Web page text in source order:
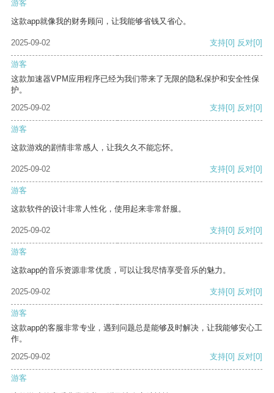
游客
这款app就像我的财务顾问，让我能够省钱又省心。
2025-09-02 支持[0] 反对[0]
游客
这款加速器VPM应用程序已经为我们带来了无限的隐私保护和安全性保
护。
2025-09-02
支持[0] 反对[0]
游客
这款游戏的剧情非常感人，让我久久不能忘怀。
2025-09-02 支持[0] 反对[0]
游客
这款软件的设计非常人性化，使用起来非常舒服。
2025-09-02 支持[0] 反对[0]
游客
这款app的音乐资源非常优质，可以让我尽情享受音乐的魅力。
2025-09-02 支持[0] 反对[0]
游客
这款app的客服非常专业，遇到问题总是能够及时解决，让我能够安心工
作。
2025-09-02
支持[0] 反对[0]
游客